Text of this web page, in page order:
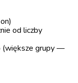
od liczby
(większe grupy —